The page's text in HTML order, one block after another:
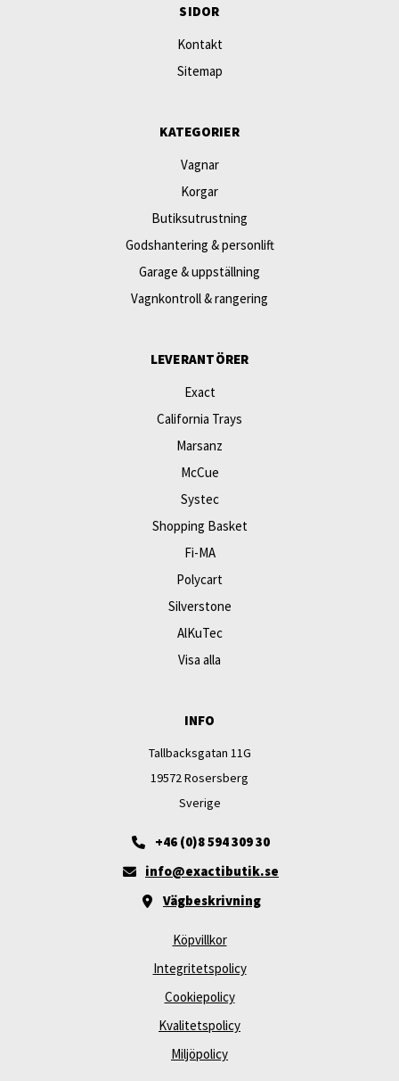
SIDOR
Kontakt
Sitemap
KATEGORIER
Vagnar
Korgar
Butiksutrustning
Godshantering & personlift
Garage & uppställning
Vagnkontroll & rangering
LEVERANTÖRER
Exact
California Trays
Marsanz
McCue
Systec
Shopping Basket
Fi-MA
Polycart
Silverstone
AlKuTec
Visa alla
INFO
Tallbacksgatan 11G
19572 Rosersberg
Sverige
+46 (0)8 594 309 30
info@exactibutik.se
Vägbeskrivning
Köpvillkor
Integritetspolicy
Cookiepolicy
Kvalitetspolicy
Miljöpolicy